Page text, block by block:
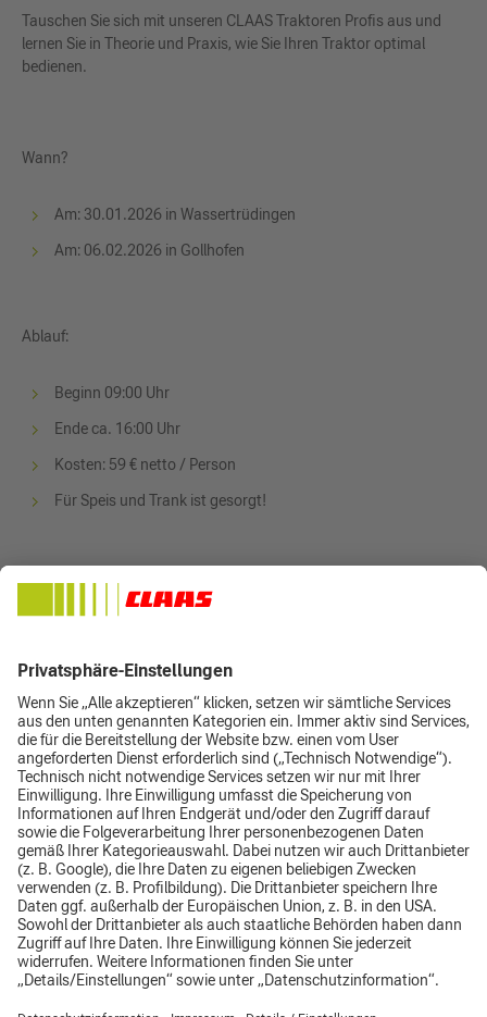
Tauschen Sie sich mit unseren CLAAS Traktoren Profis aus und
lernen Sie in Theorie und Praxis, wie Sie Ihren Traktor optimal
bedienen.
Wann?
Am: 30.01.2026 in Wassertrüdingen
Am: 06.02.2026 in Gollhofen
Ablauf:
Beginn 09:00 Uhr
Ende ca. 16:00 Uhr
Kosten: 59 € netto / Person
Für Speis und Trank ist gesorgt!
Bitte melden Sie sich bis zum 27.01.2026 per Mail an:
Wir freuen uns auf einen interessanten Austausch!